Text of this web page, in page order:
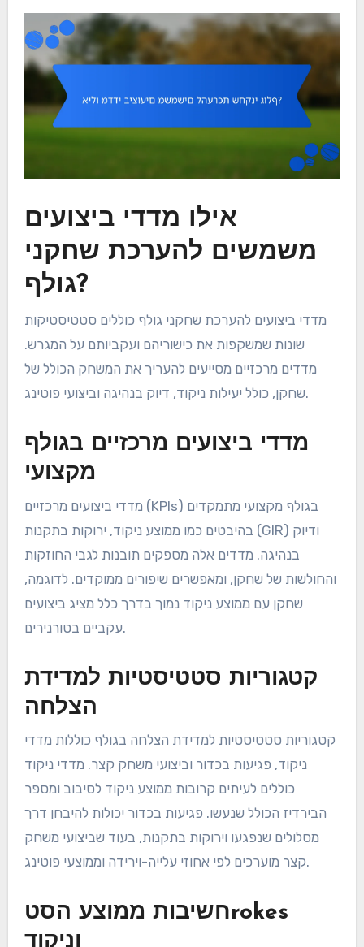
אילו מדדי ביצועים
משמשים להערכת שחקני
גולף?
מדדי ביצועים להערכת שחקני גולף כוללים סטטיסטיקות
שונות שמשקפות את כישוריהם ועקביותם על המגרש.
מדדים מרכזיים מסייעים להעריך את המשחק הכולל של
שחקן, כולל יעילות ניקוד, דיוק בנהיגה וביצועי פוטינג.
מדדי ביצועים מרכזיים בגולף
מקצועי
מדדי ביצועים מרכזיים (KPIs) בגולף מקצועי מתמקדים
בהיבטים כמו ממוצע ניקוד, ירוקות בתקנות (GIR) ודיוק
בנהיגה. מדדים אלה מספקים תובנות לגבי החוזקות
והחולשות של שחקן, ומאפשרים שיפורים ממוקדים. לדוגמה,
שחקן עם ממוצע ניקוד נמוך בדרך כלל מציג ביצועים
עקביים בטורנירים.
קטגוריות סטטיסטיות למדידת
הצלחה
קטגוריות סטטיסטיות למדידת הצלחה בגולף כוללות מדדי
ניקוד, פגיעות בכדור וביצועי משחק קצר. מדדי ניקוד
כוללים לעיתים קרובות ממוצע ניקוד לסיבוב ומספר
הבירדיז הכולל שנעשו. פגיעות בכדור יכולות להיבחן דרך
מסלולים שנפגעו וירוקות בתקנות, בעוד שביצועי משחק
קצר מוערכים לפי אחוזי עלייה-וירידה וממוצעי פוטינג.
חשיבות ממוצע הסטrokes
וניקוד